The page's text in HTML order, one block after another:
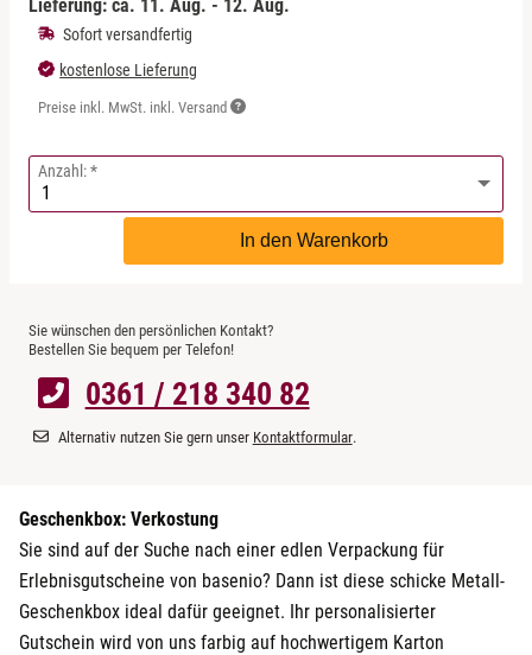
Lieferung: ca. 11. Aug. - 12. Aug.
Sofort versandfertig
kostenlose Lieferung
Preise inkl. MwSt. inkl. Versand
Anzahl:
In den Warenkorb
Sie wünschen den persönlichen Kontakt?
Bestellen Sie bequem per Telefon!
0361 / 218 340 82
Alternativ nutzen Sie gern unser Kontaktformular.
Geschenkbox: Verkostung
Sie sind auf der Suche nach einer edlen Verpackung für
Erlebnisgutscheine von basenio? Dann ist diese schicke Metall-
Geschenkbox ideal dafür geeignet. Ihr personalisierter
Gutschein wird von uns farbig auf hochwertigem Karton
Leipzig
Mühlhausen
Paderborn
Siebeldingen bei Ludwigshafen am Rhein
Zwickau